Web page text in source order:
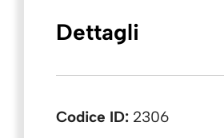
Dettagli
Codice ID:2306